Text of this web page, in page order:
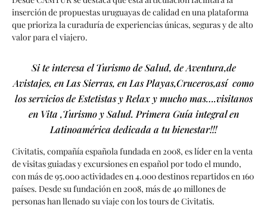
inserción de propuestas uruguayas de calidad en una plataforma
que prioriza la curaduría de experiencias únicas, seguras y de alto
valor para el viajero.
Si te interesa el Turismo de Salud, de Aventura,de
Avistajes, en Las Sierras, en Las Playas,Cruceros,así como
los servicios de Estetistas y Relax y mucho mas….visitanos
en Vita ,Turismo y Salud. Primera Guía integral en
Latinoamérica dedicada a tu bienestar!!!
Civitatis, compañía española fundada en 2008, es líder en la venta
de visitas guiadas y excursiones en español por todo el mundo,
con más de 95.000 actividades en 4.000 destinos repartidos en 160
países. Desde su fundación en 2008, más de 40 millones de
personas han llenado su viaje con los tours de Civitatis.